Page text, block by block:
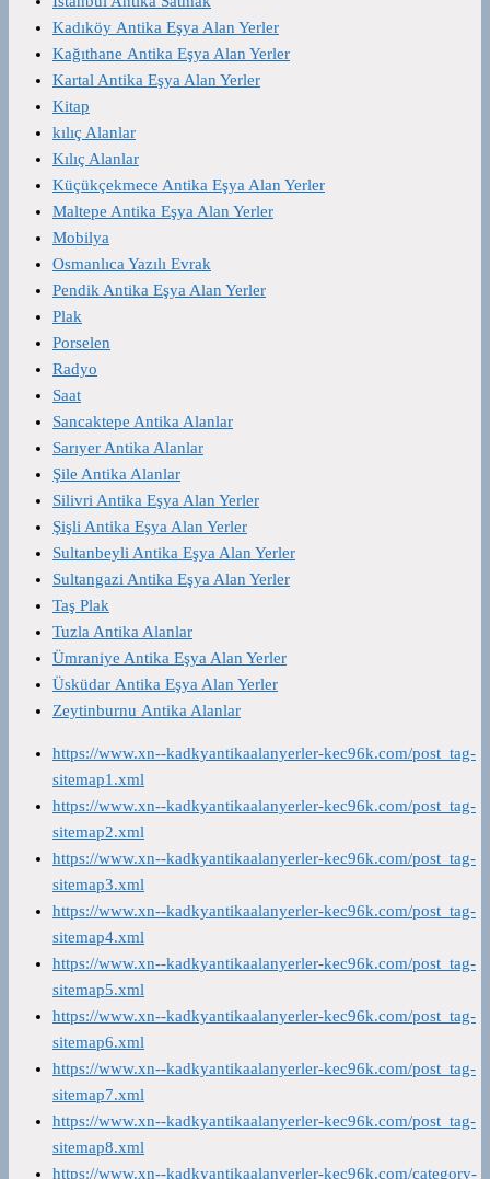
Kadıköy Antika Eşya Alan Yerler
Kağıthane Antika Eşya Alan Yerler
Kartal Antika Eşya Alan Yerler
Kitap
kılıç Alanlar
Kılıç Alanlar
Küçükçekmece Antika Eşya Alan Yerler
Maltepe Antika Eşya Alan Yerler
Mobilya
Osmanlıca Yazılı Evrak
Pendik Antika Eşya Alan Yerler
Plak
Porselen
Radyo
Saat
Sancaktepe Antika Alanlar
Sarıyer Antika Alanlar
Şile Antika Alanlar
Silivri Antika Eşya Alan Yerler
Şişli Antika Eşya Alan Yerler
Sultanbeyli Antika Eşya Alan Yerler
Sultangazi Antika Eşya Alan Yerler
Taş Plak
Tuzla Antika Alanlar
Ümraniye Antika Eşya Alan Yerler
Üsküdar Antika Eşya Alan Yerler
Zeytinburnu Antika Alanlar
https://www.xn--kadkyantikaalanyerler-kec96k.com/post_tag-
sitemap1.xml
https://www.xn--kadkyantikaalanyerler-kec96k.com/post_tag-
sitemap2.xml
https://www.xn--kadkyantikaalanyerler-kec96k.com/post_tag-
sitemap3.xml
https://www.xn--kadkyantikaalanyerler-kec96k.com/post_tag-
sitemap4.xml
https://www.xn--kadkyantikaalanyerler-kec96k.com/post_tag-
sitemap5.xml
https://www.xn--kadkyantikaalanyerler-kec96k.com/post_tag-
sitemap6.xml
https://www.xn--kadkyantikaalanyerler-kec96k.com/post_tag-
sitemap7.xml
https://www.xn--kadkyantikaalanyerler-kec96k.com/post_tag-
sitemap8.xml
https://www.xn--kadkyantikaalanyerler-kec96k.com/category-